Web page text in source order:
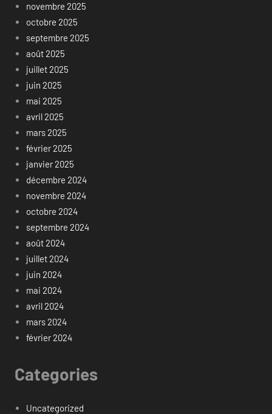
novembre 2025
octobre 2025
septembre 2025
août 2025
juillet 2025
juin 2025
mai 2025
avril 2025
mars 2025
février 2025
janvier 2025
décembre 2024
novembre 2024
octobre 2024
septembre 2024
août 2024
juillet 2024
juin 2024
mai 2024
avril 2024
mars 2024
février 2024
Categories
Uncategorized